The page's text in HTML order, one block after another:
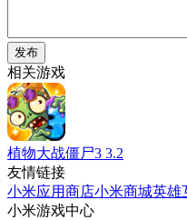
发布
相关游戏
植物大战僵尸3 3.2
友情链接
小米应用商店小米商城英雄
小米游戏中心